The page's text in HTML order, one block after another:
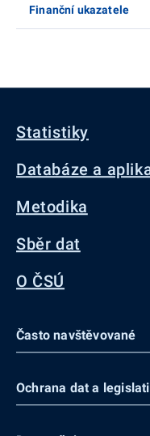
Finanční ukazatele
Statistiky
Databáze a
Metodika
Sběr dat
O ČSÚ
Často navštěvované
Ochrana dat a